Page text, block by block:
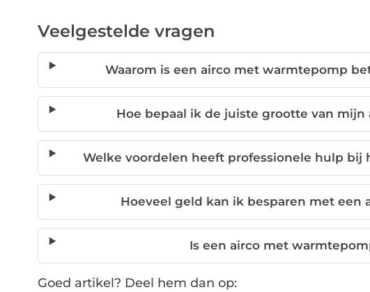
Veelgestelde vragen
Waarom is een airco met warmtepomp
Hoe bepaal ik de juiste grootte van
Welke voordelen heeft professionele hulp bij
Hoeveel geld kan ik besparen met een
Is een airco met
Goed artikel? Deel hem dan op: